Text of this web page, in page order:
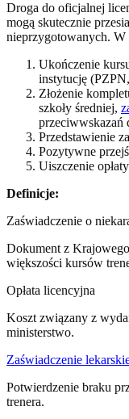
Droga do oficjalnej
mogą skutecznie
nieprzygotowanych. W
Ukończenie
instytucję
Złożenie
szkoły średniej,
przeciwwskazań
Przedstawienie
Pozytywne
Uiszczenie
Definicje:
Zaświadczenie o
Dokument z
większości kursów
Opłata licencyjna
Koszt związany z
ministerstwo.
Zaświadczenie
Potwierdzenie braku
trenera.